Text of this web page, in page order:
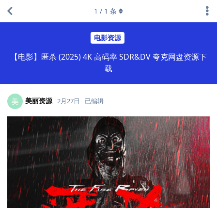
电影资源
【电影】匿杀 (2025) 4K 高码率 SDR&DV 夸克网盘资源下
载
1 / 1 条
美 美丽资源 2月27日 已编辑